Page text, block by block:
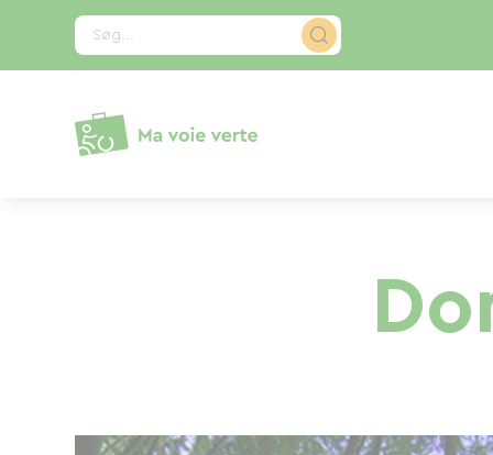
Søg...
CCookie-styringspanel